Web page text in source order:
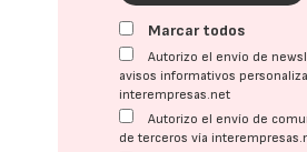
Marcar todos
Autorizo el envío de
avisos informativos
interempresas.net
Autorizo el envío de
de terceros vía